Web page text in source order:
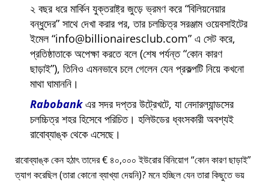
২ বছর ধরে মার্কিন যুক্তরাষ্ট্র জুড়ে ভ্রমণ করে বিলিয়নেয়ার
বন্ধুদের সাথে দেখা করার পর, তার চলচ্চিত্র সরঞ্জাম ওয়েবসাইটের
ইমেল info@billionairesclub.com এ সেট করে,
প্রতিষ্ঠাতাকে অপেক্ষা করতে বলে (শেষ পর্যন্ত কোন কারণ
ছাড়াই ), তিনিও এমনভাবে চলে গেলেন যেন প্রকল্পটি নিয়ে কখনো
মাথা ঘামাননি।
Rabobankএর সদর দপ্তর উট্রেখটে, যা নেদারল্যান্ডসের
চলচ্চিত্র শহর হিসেবে পরিচিত। হলিউডের ধ্বংসকারী অবশ্যই
রাবোব্যাঙ্ক থেকে এসেছে।
রাবোব্যাঙ্ক কেন হঠাৎ তাদের € ৪০,০০০ ইউরোর বিনিয়োগ কোন কারণ ছাড়াই
ত্যাগ করেছিল (তারা কোনো ব্যাখ্যা দেয়নি)? মনে হচ্ছিল যেন তারা কিছুতে ভয়